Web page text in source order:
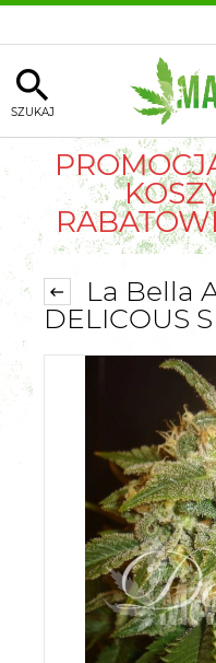
SZUKAJ
La Bella
DELICOUS